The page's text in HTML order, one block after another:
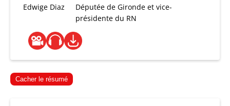
Edwige Diaz
Députée de Gironde et vice-
présidente du RN
Cacher le résumé